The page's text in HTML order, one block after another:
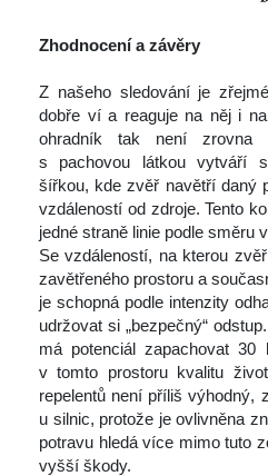
Zhodnocení a závěry
Z našeho sledování je
dobře ví a reaguje na něj i
ohradník tak není zrovna
pachovou látkou vytváří
šířkou, kde zvěř navětří daný
vzdáleností od zdroje. Tento
jedné straně linie podle směru
Se vzdáleností, na kterou
zavětřeného prostoru a
je schopná podle intenzity
udržovat si „bezpečný“
má potenciál zapachovat 30
v tomto prostoru kvalitu
repelentů není příliš výhodný,
u silnic, protože je ovlivněna
potravu hledá více mimo tuto
vyšší škody.